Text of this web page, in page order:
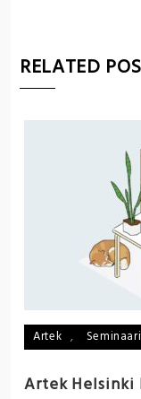
RELATED
Artek ,
Artek Helsinki